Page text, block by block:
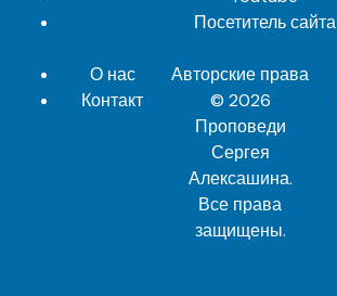
Посетитель сайта
О нас
Контакт
Авторские права
© 2026
Проповеди
Сергея
Алексашина.
Все права
защищены.